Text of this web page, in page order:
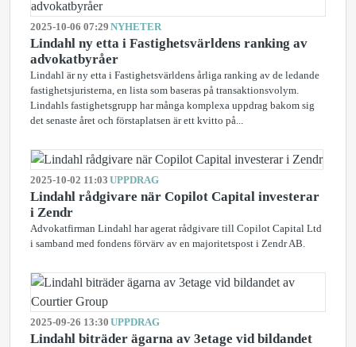
2025-10-06 07:29 NYHETER
Lindahl ny etta i Fastighetsvärldens ranking av
advokatbyråer
Lindahl är ny etta i Fastighetsvärldens årliga ranking av de ledande
fastighetsjuristerna, en lista som baseras på transaktionsvolym.
Lindahls fastighetsgrupp har många komplexa uppdrag bakom sig
det senaste året och förstaplatsen är ett kvitto på...
2025-10-02 11:03 UPPDRAG
Lindahl rådgivare när Copilot Capital investerar
i Zendr
Advokatfirman Lindahl har agerat rådgivare till Copilot Capital Ltd
i samband med fondens förvärv av en majoritetspost i Zendr AB.
2025-09-26 13:30 UPPDRAG
Lindahl biträder ägarna av 3etage vid bildandet